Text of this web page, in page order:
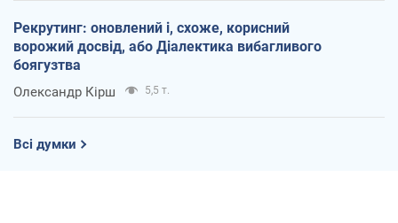
Рекрутинг: оновлений і, схоже, корисний
ворожий досвід, або Діалектика вибагливого
боягузтва
Олександр Кірш 5,5 т.
Всі думки